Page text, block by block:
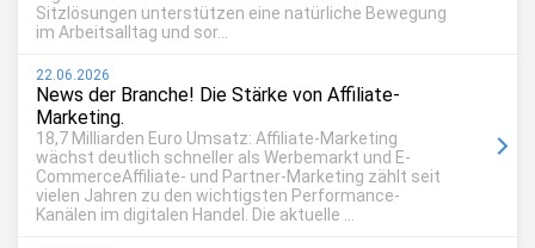
Sitzlösungen unterstützen eine natürliche Bewegung
im Arbeitsalltag und sor...
22.06.2026
News der Branche! Die Stärke von Affiliate-
Marketing.
18,7 Milliarden Euro Umsatz: Affiliate-Marketing
wächst deutlich schneller als Werbemarkt und E-
CommerceAffiliate- und Partner-Marketing zählt seit
vielen Jahren zu den wichtigsten Performance-
Kanälen im digitalen Handel. Die aktuelle ...